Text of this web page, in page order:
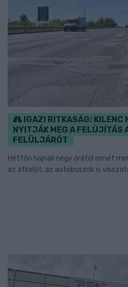
IGAZI RITKASÁG: KILENC
NYITJÁK MEG A FELÚJÍTÁS
FELÜLJÁRÓT
Hétfőn hajnali négy órától ismét
az átkelőt, az autóbuszok is